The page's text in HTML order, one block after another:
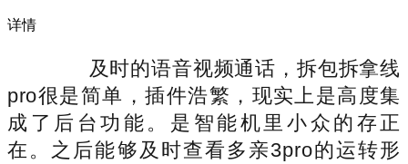
详情
及时的语音视频通话，拆包拆拿线
pro很是简单，插件浩繁，现实上是高度集
成了后台功能。是智能机里小众的存正
在。之后能够及时查看多亲3pro的运转形